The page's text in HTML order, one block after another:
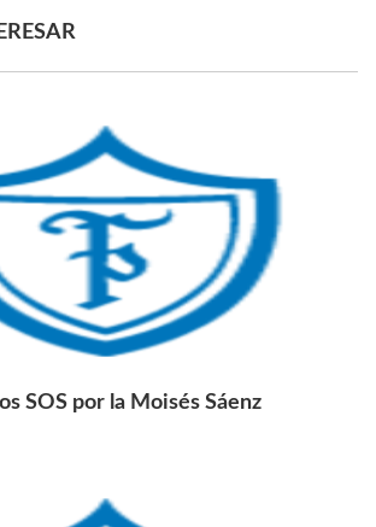
SOS por la Moisés Sáenz